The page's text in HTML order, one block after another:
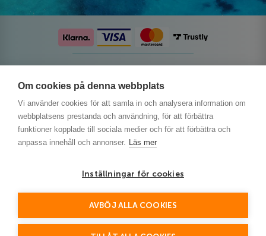
Om cookies på denna webbplats
Vi använder cookies för att samla in och analysera information om
webbplatsens prestanda och användning, för att förbättra
funktioner kopplade till sociala medier och för att förbättra och
anpassa innehåll och annonser. Läs mer
Inställningar för cookies
AVBÖJ ALLA COOKIES
This site is protected by reCAPTCHA and the Google
andTerms of Service apply.